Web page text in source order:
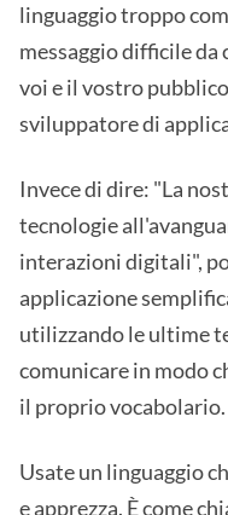
linguaggio troppo
messaggio difficile da
voi e il vostro
sviluppatore di
Invece di dire: "La
tecnologie
interazioni digitali",
applicazione
utilizzando le ultime
comunicare in modo
il proprio vocabolario.
Usate un linguaggio
e apprezza. È come